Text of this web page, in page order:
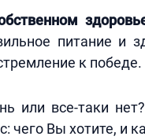
питание и
к победе.
или все-таки
чего Вы хотите, и